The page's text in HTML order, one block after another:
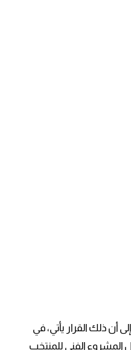
أن ذلك القرار يأتي، في
الفني للمنتخب